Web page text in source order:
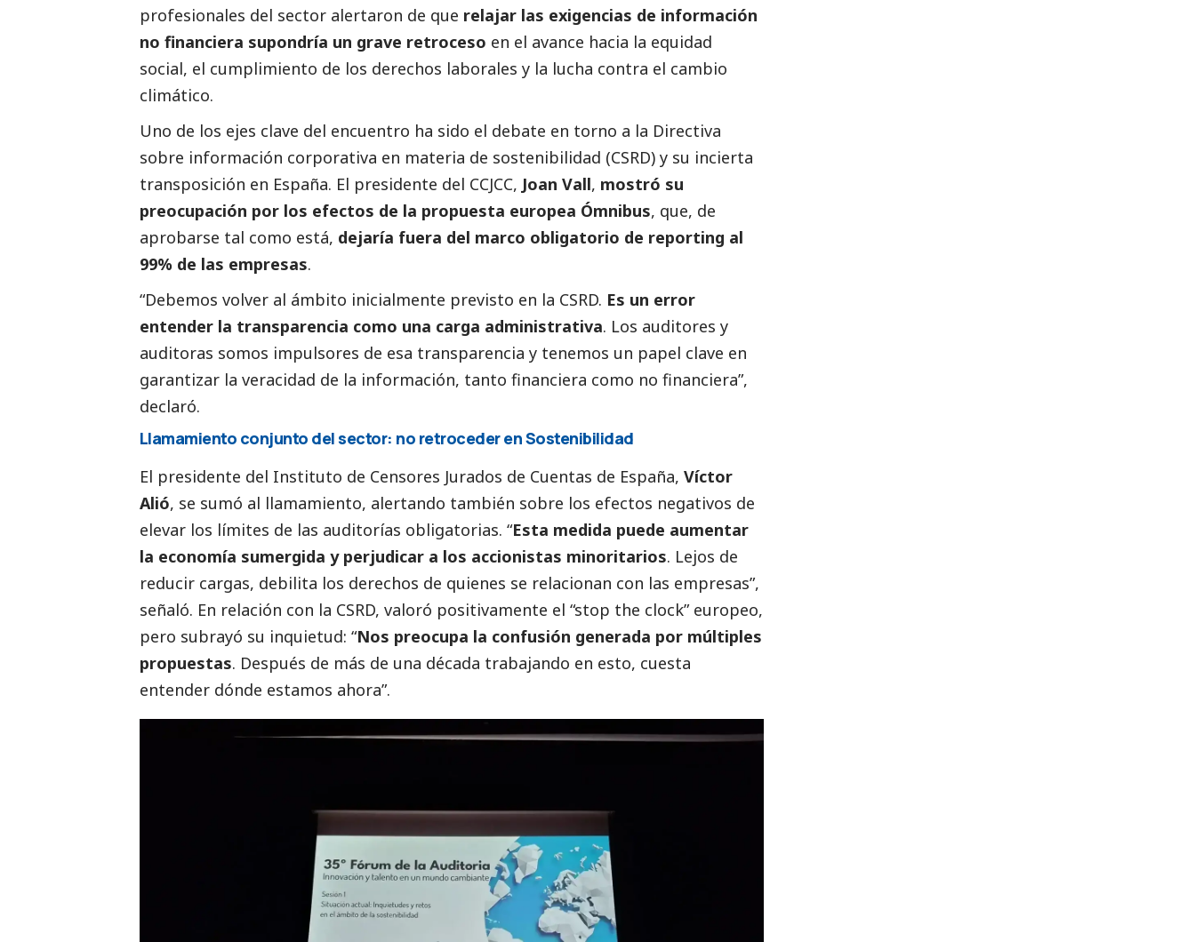
profesionales del sector alertaron de que relajar las exigencias de información
no financiera supondría un grave retroceso en el avance hacia la equidad
social, el cumplimiento de los derechos laborales y la lucha contra el cambio
climático.
Uno de los ejes clave del encuentro ha sido el debate en torno a la Directiva
sobre información corporativa en materia de sostenibilidad (CSRD) y su incierta
transposición en España. El presidente del CCJCC, Joan Vall, mostró su
preocupación por los efectos de la propuesta europea Ómnibus, que, de
aprobarse tal como está, dejaría fuera del marco obligatorio de reporting al
99% de las empresas.
“Debemos volver al ámbito inicialmente previsto en la CSRD. Es un error
entender la transparencia como una carga administrativa. Los auditores y
auditoras somos impulsores de esa transparencia y tenemos un papel clave en
garantizar la veracidad de la información, tanto financiera como no financiera”,
declaró.
Llamamiento conjunto del sector: no retroceder en Sostenibilidad
El presidente del Instituto de Censores Jurados de Cuentas de España, Víctor
Alió, se sumó al llamamiento, alertando también sobre los efectos negativos de
elevar los límites de las auditorías obligatorias. “Esta medida puede aumentar
la economía sumergida y perjudicar a los accionistas minoritarios. Lejos de
reducir cargas, debilita los derechos de quienes se relacionan con las empresas”,
señaló. En relación con la CSRD, valoró positivamente el “stop the clock” europeo,
pero subrayó su inquietud: “Nos preocupa la confusión generada por múltiples
propuestas. Después de más de una década trabajando en esto, cuesta
entender dónde estamos ahora”.